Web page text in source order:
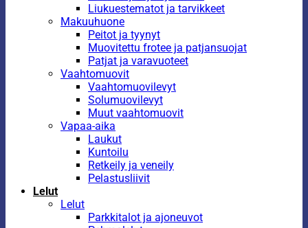
Liukuestematot ja tarvikkeet
Makuuhuone
Peitot ja tyynyt
Muovitettu frotee ja patjansuojat
Patjat ja varavuoteet
Vaahtomuovit
Vaahtomuovilevyt
Solumuovilevyt
Muut vaahtomuovit
Vapaa-aika
Laukut
Kuntoilu
Retkeily ja veneily
Pelastusliivit
Lelut
Lelut
Parkkitalot ja ajoneuvot